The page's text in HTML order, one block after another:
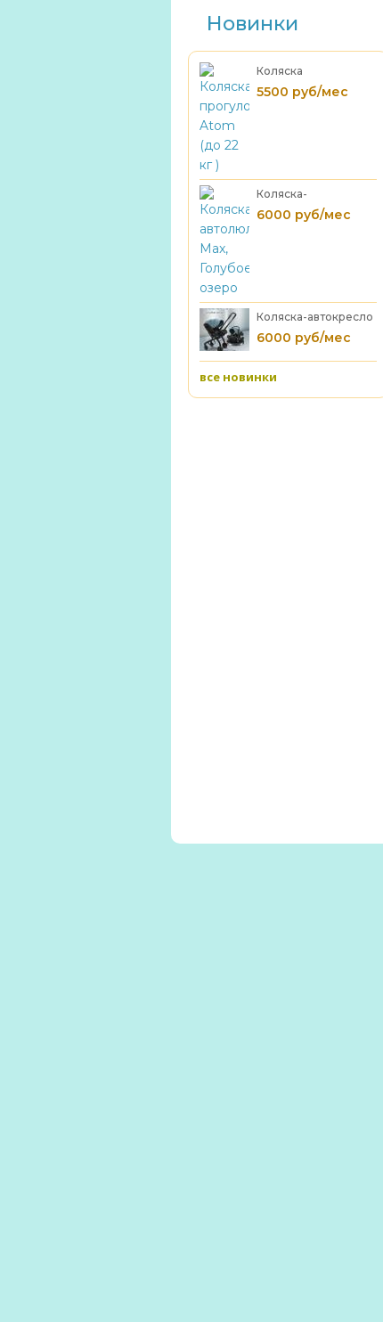
Новинки
Коляска
прогулочная Atom
5500 руб/мес
Коляска-
автолюлька Max,
6000 руб/мес
Коляска-автокресло
MAX голубое озеро
6000 руб/мес
все новинки